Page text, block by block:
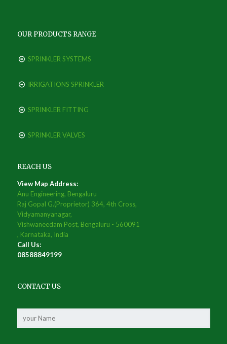
OUR PRODUCTS RANGE
SPRINKLER SYSTEMS
IRRIGATIONS SPRINKLER
SPRINKLER FITTING
SPRINKLER VALVES
REACH US
View Map Address:
Anu Engineering, Bengaluru
Raj Gopal G.(Proprietor) 364, 4th Cross,
Vidyamanyanagar,
Vishwaneedam Post, Bengaluru - 560091
, Karnataka, India
Call Us:
08588849199
CONTACT US